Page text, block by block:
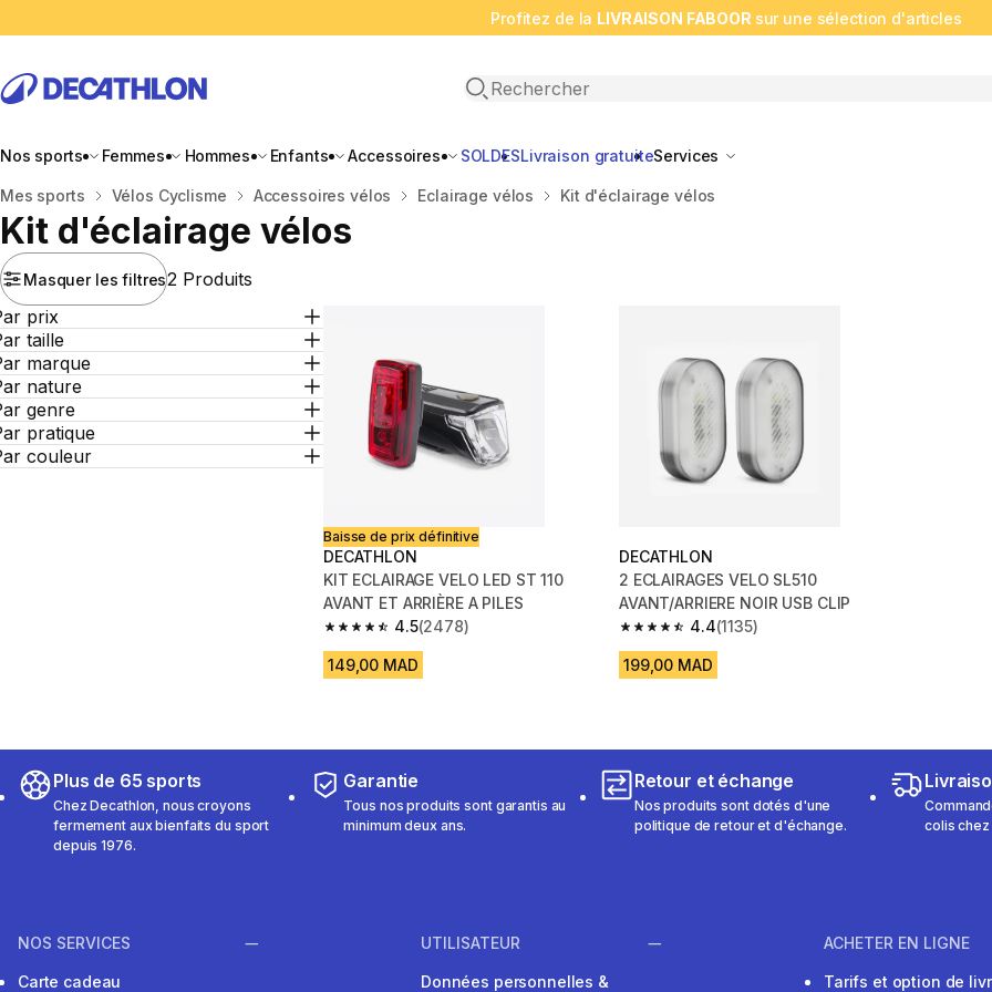
Profitez de la LIVRAISON FABOOR sur une sélection d'articles
Open search
Nos sports Femmes Hommes Enfants Accessoires SOLDESLivraison gratuiteServices
Accueil
Mes sports Vélos Cyclisme Accessoires vélos Eclairage vélos Kit d'éclairage vélos
Kit d'éclairage vélos
Masquer les filtres2 Produits
prix
taille
marque
nature
genre
pratique
couleur
Baisse de prix définitive
DECATHLON
KIT ECLAIRAGE VELO LED ST 110
AVANT ET ARRIÈRE A PILES
4.5
4.5 out of 5 stars from 2478 reviews
(2478)
149,00 MAD
DECATHLON
2 ECLAIRAGES VELO SL510
AVANT/ARRIERE NOIR USB CLIP
4.4
4.4 out of 5 stars from 1135 reviews
(1135)
199,00 MAD
Plus de 65 sports
Chez Decathlon, nous croyons
fermement aux bienfaits du sport
depuis 1976.
Garantie
Tous nos produits sont garantis au
minimum deux ans.
Retour et échange
Nos produits sont dotés d'une
politique de retour et d'échange.
colis
NOS SERVICES
Carte cadeau
UTILISATEUR
Données personnelles &
ACHETER EN LIGNE
Tarifs et option de